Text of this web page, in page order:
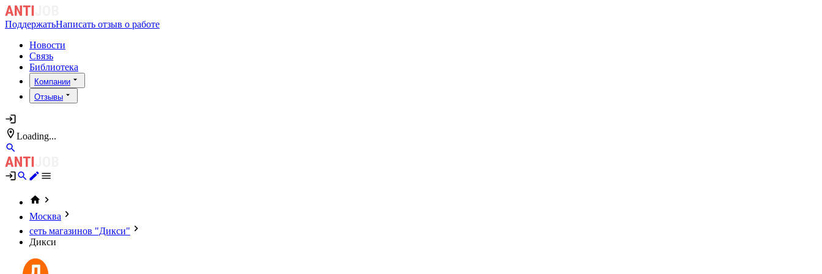
ПоддержатьНаписать отзыв о работе
Новости
Связь
Библиотека
Компании
Отзывы
Loading...
Москва
сеть магазинов "Дикси"
Дикси